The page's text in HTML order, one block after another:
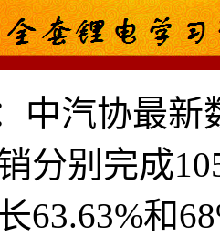
中汽协最新
分别完成
63.63%和